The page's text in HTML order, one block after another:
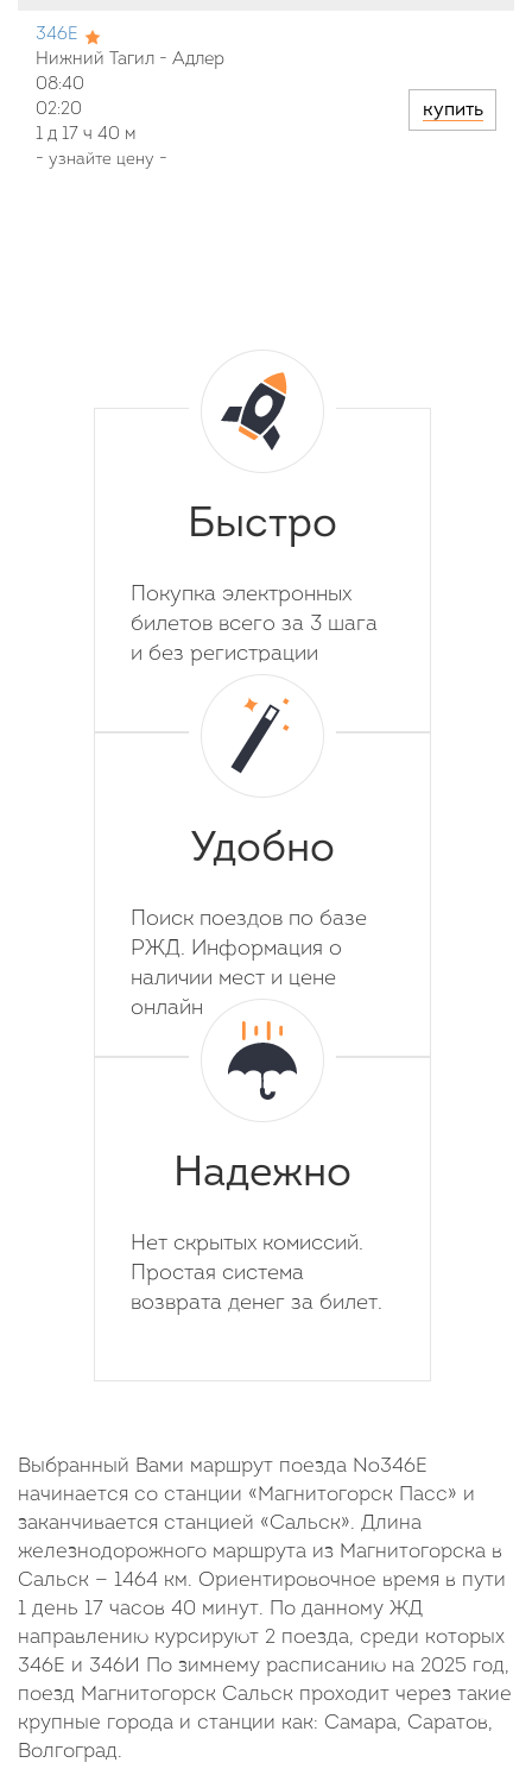
346Е
Нижний Тагил - Адлер
08:40
02:20
1 д 17 ч 40 м
- узнайте цену -
купить
Быстро
Покупка электронных
билетов всего за 3 шага
и без регистрации
Удобно
Поиск поездов по базе
РЖД. Информация о
наличии мест и цене
онлайн
Надежно
Нет скрытых комиссий.
Простая система
возврата денег за билет.
Выбранный Вами маршрут поезда №346Е
начинается со станции «Магнитогорск Пасс» и
заканчивается станцией «Сальск». Длина
железнодорожного маршрута из Магнитогорска в
Сальск — 1464 км. Ориентировочное время в пути
1 день 17 часов 40 минут. По данному ЖД
направлению курсируют 2 поезда, среди которых
346Е и 346И По зимнему расписанию на 2025 год,
поезд Магнитогорск Сальск проходит через такие
крупные города и станции как: Самара, Саратов,
Волгоград.